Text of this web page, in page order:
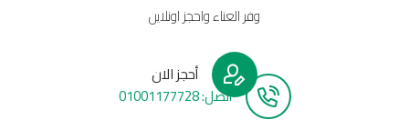
وفر العناء واحجز اونلاين
أحجز الان
أتصل: 01001177728